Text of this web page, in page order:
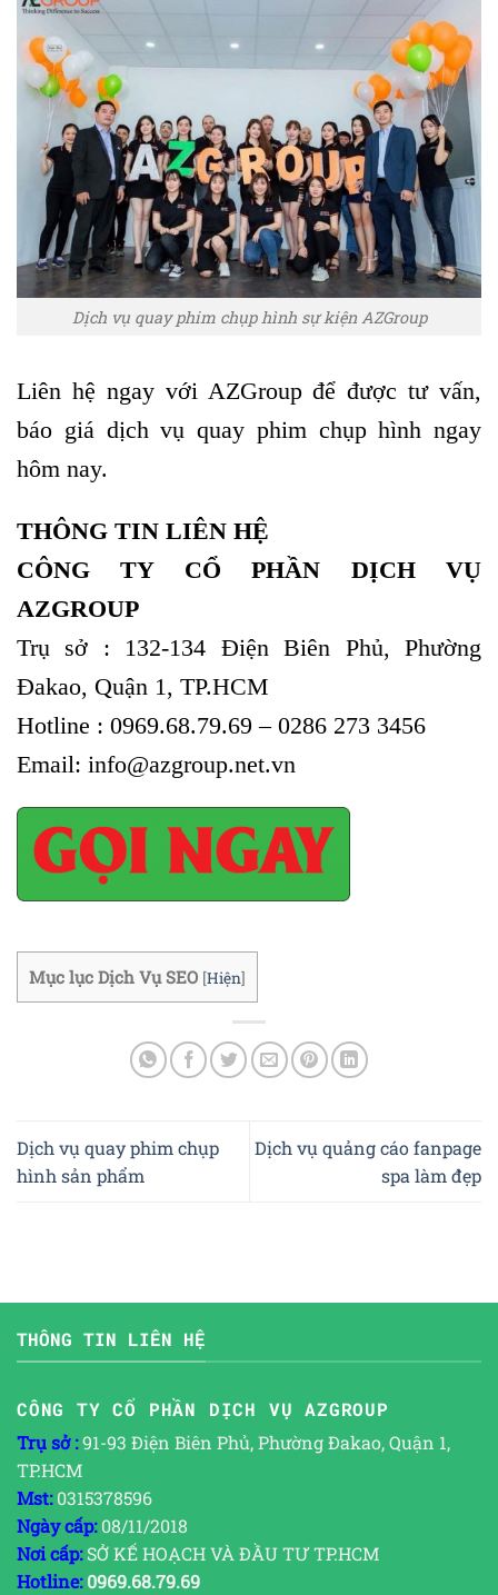
Dịch vụ quay phim chụp hình sự kiện AZGroup
Liên hệ ngay với AZGroup để được tư vấn,
báo giá dịch vụ quay phim chụp hình ngay
hôm nay.
THÔNG TIN LIÊN HỆ
CÔNG TY CỔ PHẦN DỊCH VỤ
AZGROUP
Trụ sở : 132-134 Điện Biên Phủ, Phường
Đakao, Quận 1, TP.HCM
Hotline : 0969.68.79.69 – 0286 273 3456
Email: info@azgroup.net.vn
Mục lục Dịch Vụ SEO [Hiện]
Dịch vụ quay phim chụp
hình sản phẩm
Dịch vụ quảng cáo fanpage
spa làm đẹp
THÔNG TIN LIÊN HỆ
CÔNG TY CỔ PHẦN DỊCH VỤ AZGROUP
Trụ sở :91-93 Điện Biên Phủ, Phường Đakao, Quận 1,
TP.HCM
Mst:0315378596
Ngày cấp:08/11/2018
Nơi cấp:SỞ KẾ HOẠCH VÀ ĐẦU TƯ TP.HCM
Hotline: 0969.68.79.69